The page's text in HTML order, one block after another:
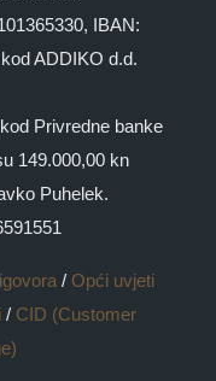
IBAN:
ADDIKO d.d.
Privredne banke
149.000,00 kn
Puhelek.
/ Opći uvjeti
/ CID (Customer